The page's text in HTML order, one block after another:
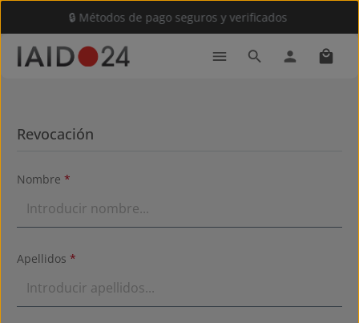
Saltar al contenido principal
🔒 Métodos de pago seguros y verificados
El
Revocación
Nombre *
Apellidos *